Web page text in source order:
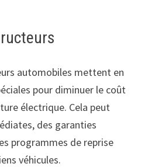
automobiles mettent en
pour diminuer le coût
électrique. Cela peut
des garanties
programmes de reprise
véhicules.